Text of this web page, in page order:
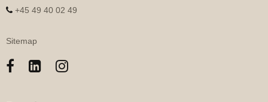
+45 49 40 02 49
Sitemap